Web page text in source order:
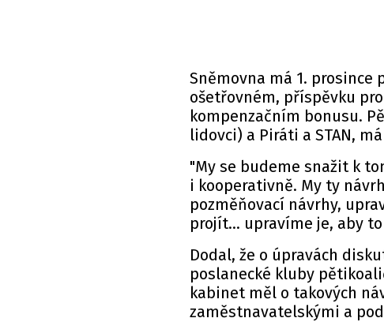
Sněmovna má 1.
ošetřovném, příspěvku
kompenzačním bonusu.
lidovci) a Piráti a STAN,
"My se budeme snažit k
i kooperativně. My ty
pozměňovací návrhy,
projít... upravíme je, aby
Dodal, že o úpravách
poslanecké kluby
kabinet měl o takových
zaměstnavatelskými a